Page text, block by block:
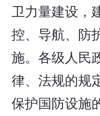
卫力量建设，
控、导航、防
施。各级人民
律、法规的规
保护国防设施